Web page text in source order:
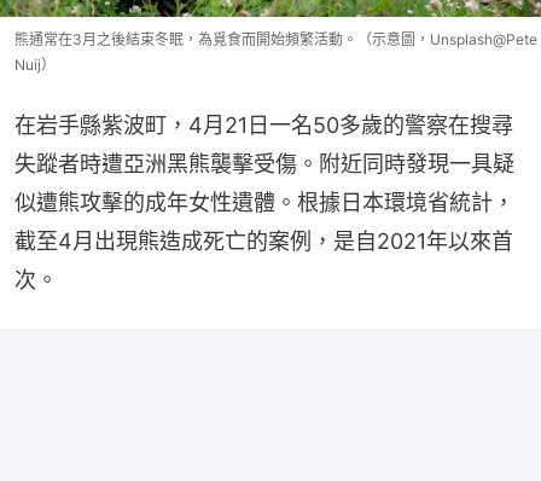
熊通常在3月之後結束冬眠，為覓食而開始頻繁活動。（示意圖，Unsplash@Pete
Nuij）
在岩手縣紫波町，4月21日一名50多歲的警察在搜尋
失蹤者時遭亞洲黑熊襲擊受傷。附近同時發現一具疑
似遭熊攻擊的成年女性遺體。根據日本環境省統計，
截至4月出現熊造成死亡的案例，是自2021年以來首
次。